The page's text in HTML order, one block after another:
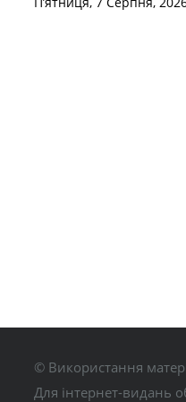
© Використання
Для інтернет-видань